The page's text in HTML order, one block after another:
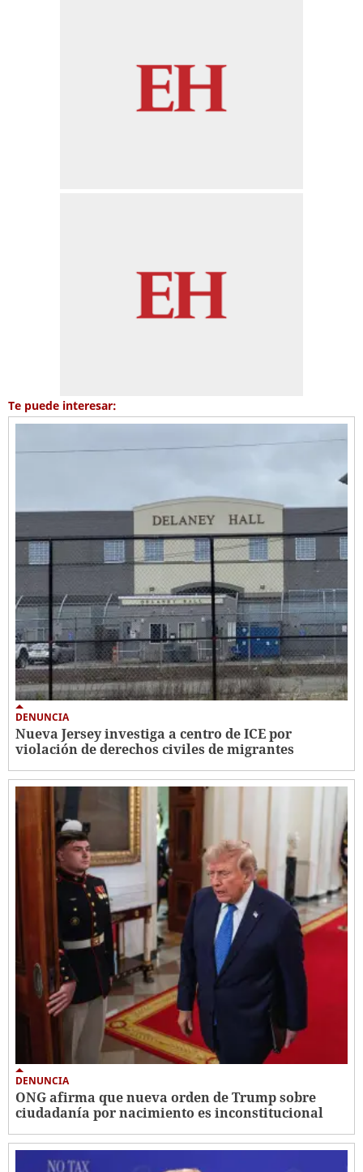
Te puede interesar:
DENUNCIA
Nueva Jersey investiga a centro de ICE por
violación de derechos civiles de migrantes
DENUNCIA
ONG afirma que nueva orden de Trump sobre
ciudadanía por nacimiento es inconstitucional